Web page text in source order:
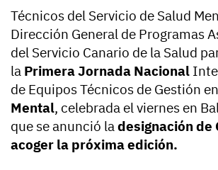
Técnicos del Servicio de Salud
Dirección General de Programas
del Servicio Canario de la Salud
la Primera Jornada Nacional
de Equipos Técnicos de Gestión en
Mental, celebrada el viernes en
que se anunció la designación de
acoger la próxima edición.